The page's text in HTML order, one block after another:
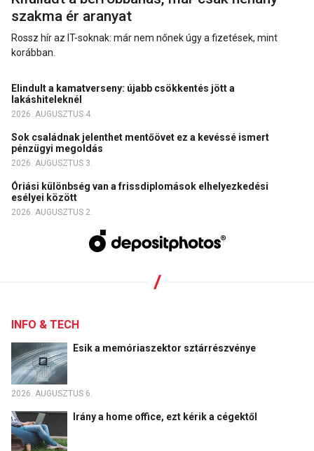
szakma ér aranyat
Rossz hír az IT-soknak: már nem nőnek úgy a fizetések, mint
korábban.
Elindult a kamatverseny: újabb csökkentés jött a
lakáshiteleknél
2026. AUGUSZTUS 4.
Sok családnak jelenthet mentőövet ez a kevéssé ismert
pénzügyi megoldás
2026. AUGUSZTUS 3.
Óriási különbség van a frissdiplomások elhelyezkedési
esélyei között
2026. AUGUSZTUS 2.
INFO & TECH
Esik a memóriaszektor sztárrészvénye
2026. AUGUSZTUS 6.
Irány a home office, ezt kérik a cégektől